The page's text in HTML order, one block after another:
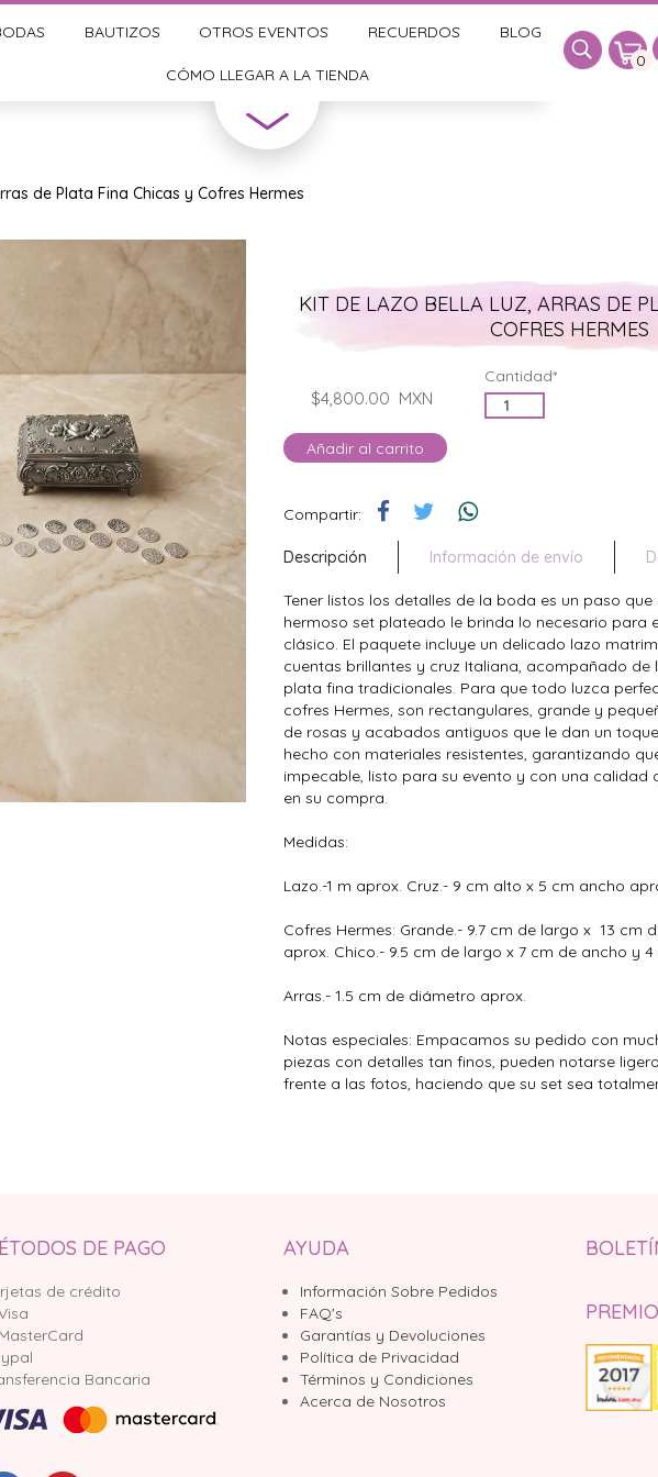
BAUTIZOS OTROS EVENTOS RECUERDOS BLOG
CÓMO LLEGAR A LA TIENDA
0
de Plata Fina Chicas y Cofres Hermes
KIT DE LAZO BELLA LUZ, ARRAS DE
COFRES HERMES
$4,800.00 MXN
Cantidad*
Añadir al carrito
Compartir:
Descripción Información de envío
Tener listos los detalles de la boda es un paso
hermoso set plateado le brinda lo necesario para
clásico. El paquete incluye un delicado lazo
cuentas brillantes y cruz Italiana, acompañado de
plata fina tradicionales. Para que todo luzca
cofres Hermes, son rectangulares, grande y
de rosas y acabados antiguos que le dan un
hecho con materiales resistentes, garantizando
impecable, listo para su evento y con una calidad
en su compra.
Medidas:
Lazo.-1 m aprox. Cruz.- 9 cm alto x 5 cm ancho
Cofres Hermes: Grande.- 9.7 cm de largo x 13 cm
aprox. Chico.- 9.5 cm de largo x 7 cm de ancho y
Arras.- 1.5 cm de diámetro aprox.
Notas especiales: Empacamos su pedido con
piezas con detalles tan finos, pueden notarse
frente a las fotos, haciendo que su set sea
DE PAGO
de crédito
MasterCard
Bancaria
AYUDA
Información Sobre Pedidos
FAQ's
Garantías y Devoluciones
Política de Privacidad
Términos y Condiciones
Acerca de Nosotros